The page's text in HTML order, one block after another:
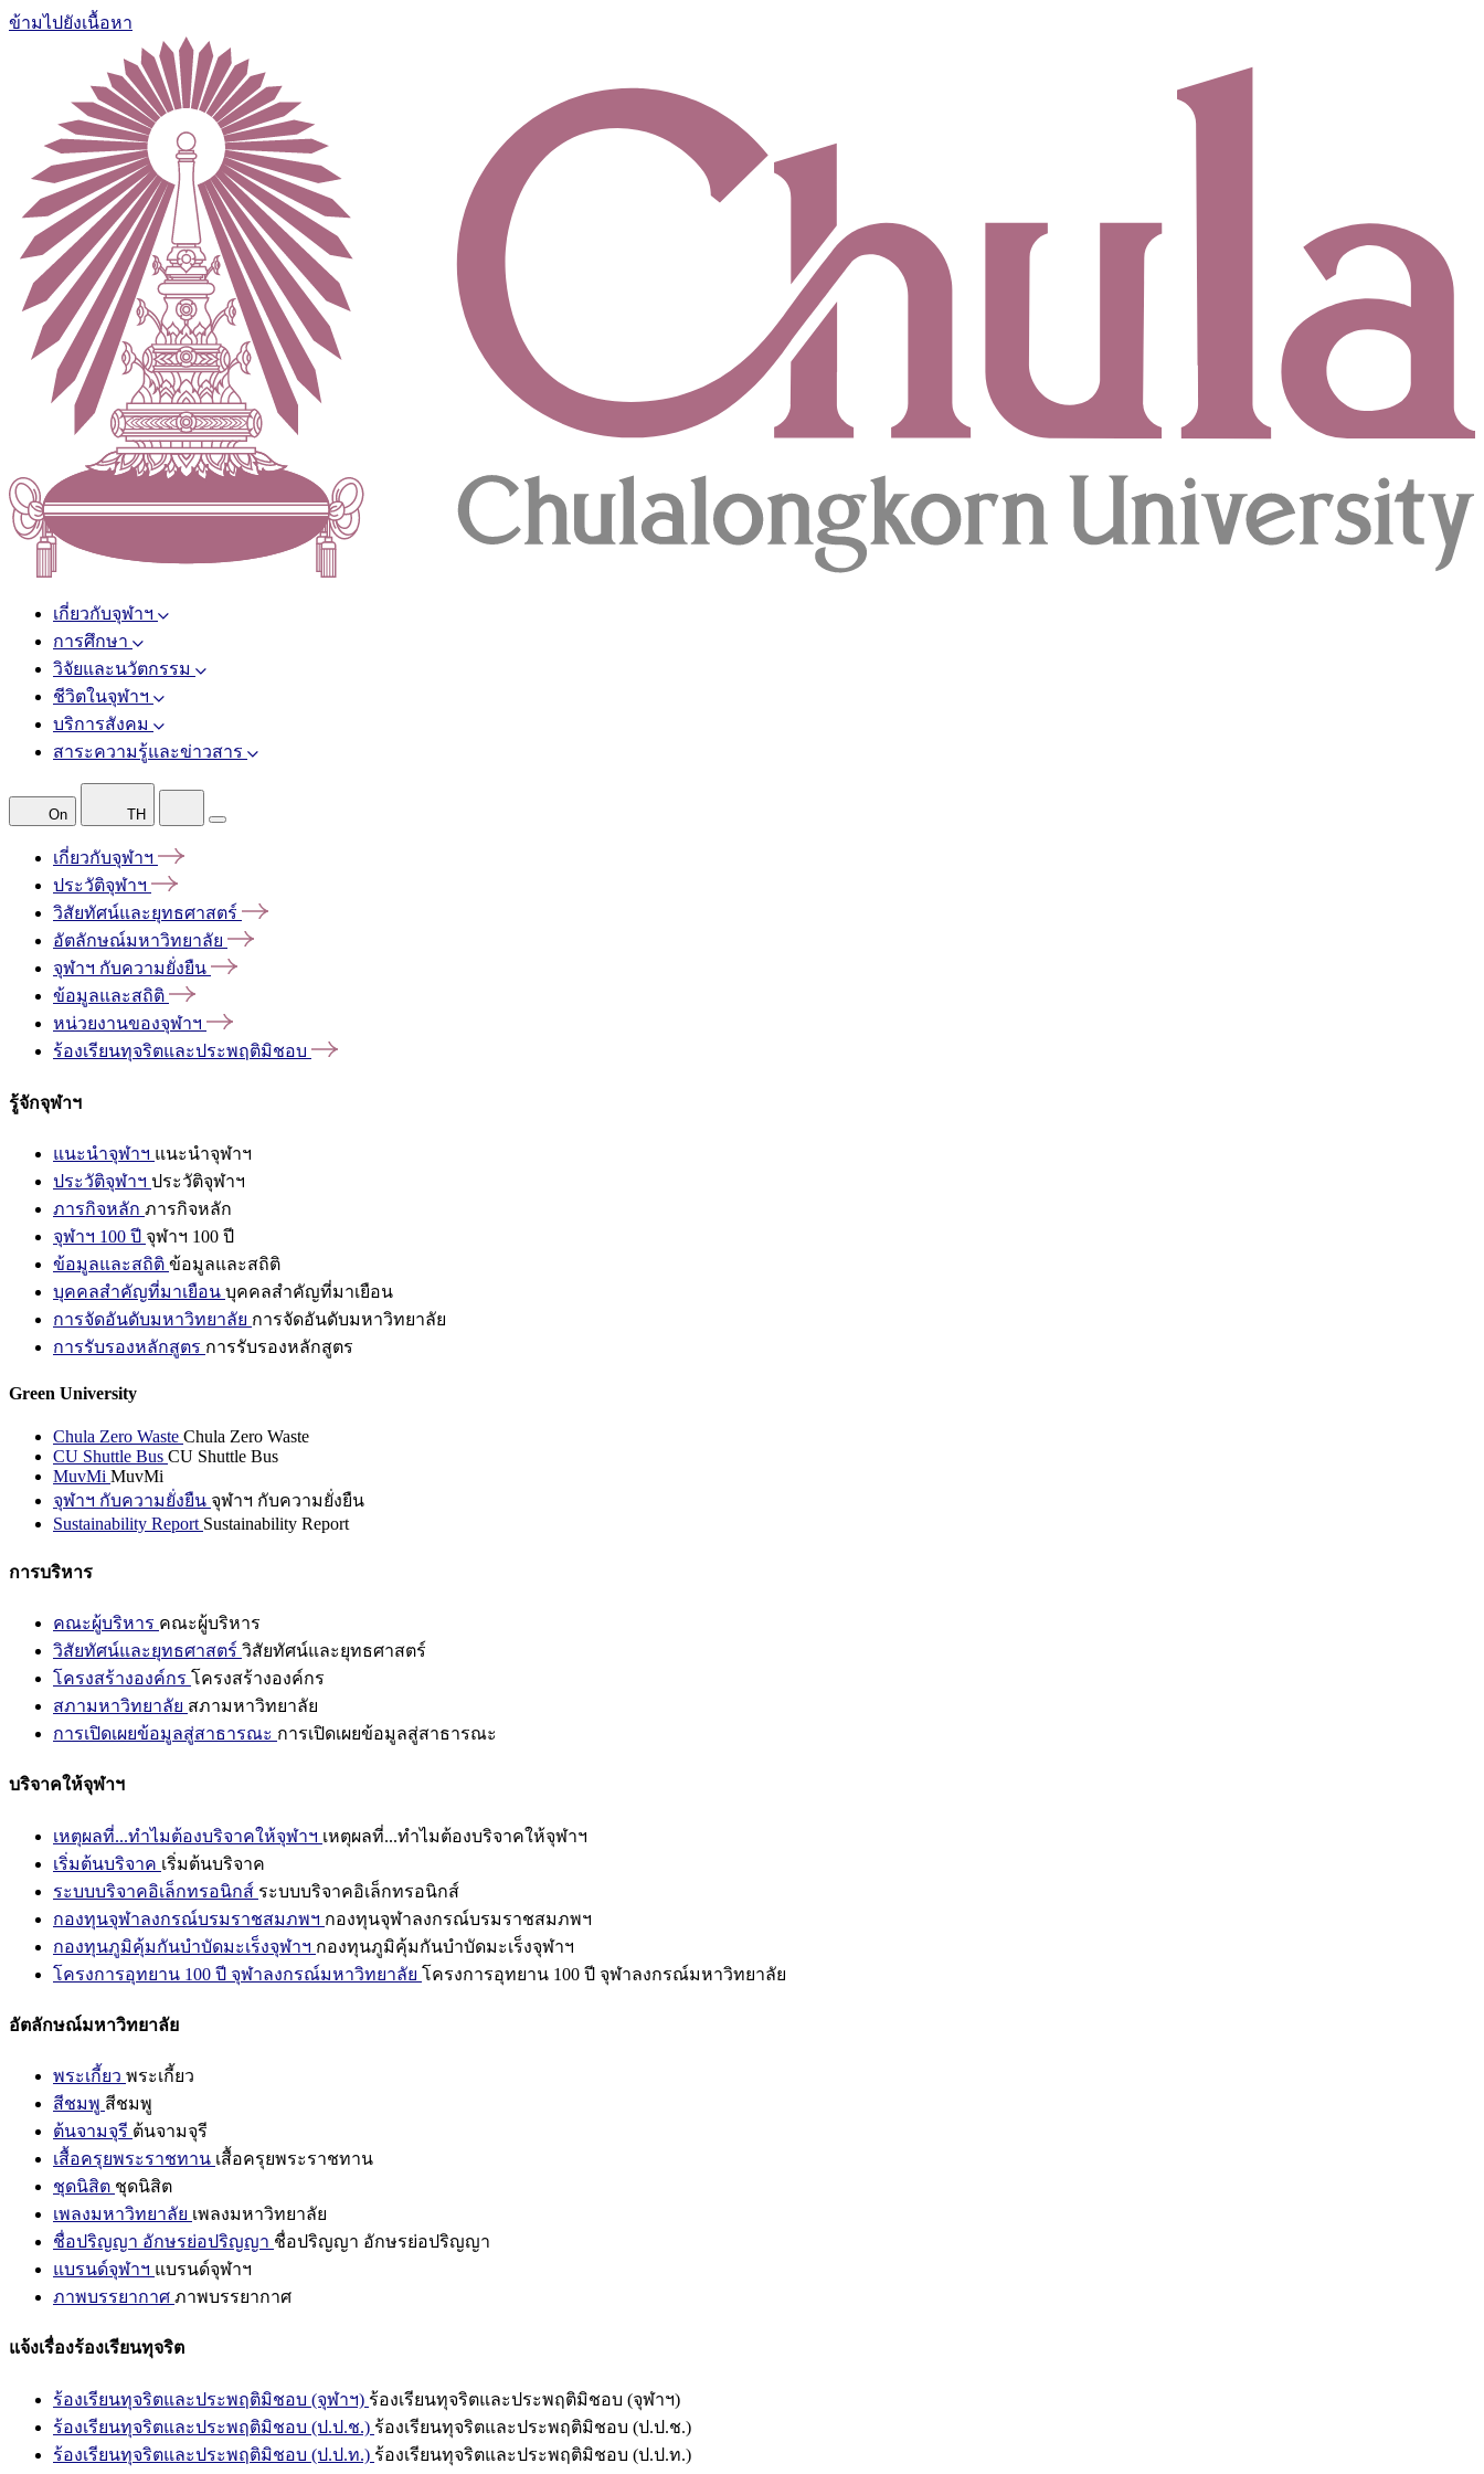
ข้ามไปยังเนื้อหา
เกี่ยวกับจุฬาฯ
การศึกษา
วิจัยและนวัตกรรม
ชีวิตในจุฬาฯ
บริการสังคม
สาระความรู้และข่าวสาร
On TH
เกี่ยวกับจุฬาฯ
ประวัติจุฬาฯ
วิสัยทัศน์และยุทธศาสตร์
อัตลักษณ์มหาวิทยาลัย
จุฬาฯ กับความยั่งยืน
ข้อมูลและสถิติ
หน่วยงานของจุฬาฯ
ร้องเรียนทุจริตและประพฤติมิชอบ
รู้จักจุฬาฯ
แนะนำจุฬาฯ แนะนำจุฬาฯ
ประวัติจุฬาฯ ประวัติจุฬาฯ
ภารกิจหลัก ภารกิจหลัก
จุฬาฯ 100 ปี จุฬาฯ 100 ปี
ข้อมูลและสถิติ ข้อมูลและสถิติ
บุคคลสำคัญที่มาเยือน บุคคลสำคัญที่มาเยือน
การจัดอันดับมหาวิทยาลัย การจัดอันดับมหาวิทยาลัย
การรับรองหลักสูตร การรับรองหลักสูตร
Green University
Chula Zero Waste Chula Zero Waste
CU Shuttle Bus CU Shuttle Bus
MuvMi MuvMi
จุฬาฯ กับความยั่งยืน จุฬาฯ กับความยั่งยืน
Sustainability Report Sustainability Report
การบริหาร
คณะผู้บริหาร คณะผู้บริหาร
วิสัยทัศน์และยุทธศาสตร์ วิสัยทัศน์และยุทธศาสตร์
โครงสร้างองค์กร โครงสร้างองค์กร
สภามหาวิทยาลัย สภามหาวิทยาลัย
การเปิดเผยข้อมูลสู่สาธารณะ การเปิดเผยข้อมูลสู่สาธารณะ
บริจาคให้จุฬาฯ
เหตุผลที่...ทำไมต้องบริจาคให้จุฬาฯ เหตุผลที่...ทำไมต้องบริจาคให้จุฬาฯ
เริ่มต้นบริจาค เริ่มต้นบริจาค
ระบบบริจาคอิเล็กทรอนิกส์ ระบบบริจาคอิเล็กทรอนิกส์
กองทุนจุฬาลงกรณ์บรมราชสมภพฯ กองทุนจุฬาลงกรณ์บรมราชสมภพฯ
กองทุนภูมิคุ้มกันบำบัดมะเร็งจุฬาฯ กองทุนภูมิคุ้มกันบำบัดมะเร็งจุฬาฯ
โครงการอุทยาน 100 ปี จุฬาลงกรณ์มหาวิทยาลัย โครงการอุทยาน 100 ปี จุฬาลงกรณ์มหาวิทยาลัย
อัตลักษณ์มหาวิทยาลัย
พระเกี้ยว พระเกี้ยว
สีชมพู สีชมพู
ต้นจามจุรี ต้นจามจุรี
เสื้อครุยพระราชทาน เสื้อครุยพระราชทาน
ชุดนิสิต ชุดนิสิต
เพลงมหาวิทยาลัย เพลงมหาวิทยาลัย
ชื่อปริญญา อักษรย่อปริญญา ชื่อปริญญา อักษรย่อปริญญา
แบรนด์จุฬาฯ แบรนด์จุฬาฯ
ภาพบรรยากาศ ภาพบรรยากาศ
แจ้งเรื่องร้องเรียนทุจริต
ร้องเรียนทุจริตและประพฤติมิชอบ (จุฬาฯ) ร้องเรียนทุจริตและประพฤติมิชอบ (จุฬาฯ)
ร้องเรียนทุจริตและประพฤติมิชอบ (ป.ป.ช.) ร้องเรียนทุจริตและประพฤติมิชอบ (ป.ป.ช.)
ร้องเรียนทุจริตและประพฤติมิชอบ (ป.ป.ท.) ร้องเรียนทุจริตและประพฤติมิชอบ (ป.ป.ท.)